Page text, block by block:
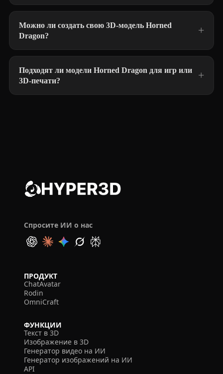
Можно ли создать свою 3D-модель Horned
Dragon?
Подходят ли модели Horned Dragon для игр или
3D-печати?
Спросите ИИ о нас
ПРОДУКТ
ChatAvatar
Rodin
OmniCraft
ФУНКЦИИ
Текст в 3D
Изображение в 3D
Генератор видео на ИИ
Генератор изображений на ИИ
API